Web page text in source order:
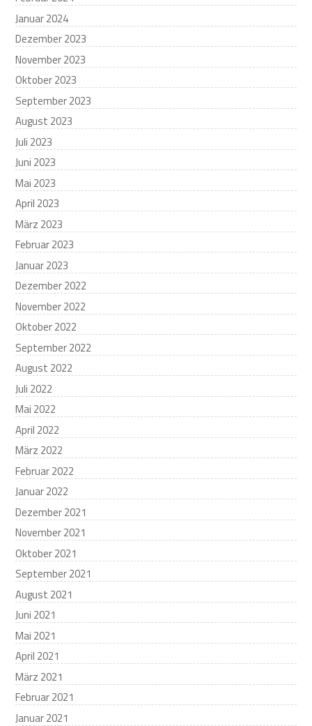
Januar 2024
Dezember 2023
November 2023
Oktober 2023
September 2023
August 2023
Juli 2023
Juni 2023
Mai 2023
April 2023
März 2023
Februar 2023
Januar 2023
Dezember 2022
November 2022
Oktober 2022
September 2022
August 2022
Juli 2022
Mai 2022
April 2022
März 2022
Februar 2022
Januar 2022
Dezember 2021
November 2021
Oktober 2021
September 2021
August 2021
Juni 2021
Mai 2021
April 2021
März 2021
Februar 2021
Januar 2021